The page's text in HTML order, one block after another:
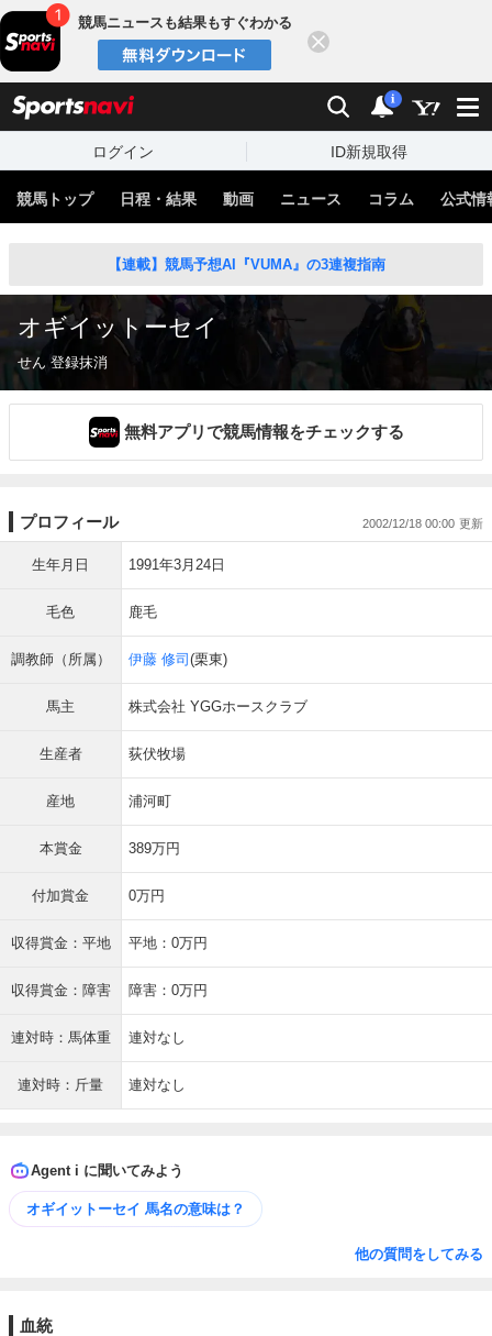
競馬ニュースも結果もすぐわかる
検索 通知
i
ログイン ID新規取得
競馬トップ 日程・結果 動画 ニュース コラム 公式情
【連載】競馬予想AI『VUMA』の3連複指南
オギイットーセイ
せん 登録抹消
無料アプリで競馬情報をチェックする
プロフィール 2002/12/18 00:00
生年月日 1991年3月24日
毛色 鹿毛
調教師（所属） 伊藤 修司 (栗東)
馬主 株式会社 YGGホースクラブ
生産者 荻伏牧場
産地 浦河町
本賞金 389万円
付加賞金 0万円
収得賞金：平地 平地：0万円
収得賞金：障害 障害：0万円
連対時：馬体重 連対なし
連対時：斤量 連対なし
Agent i に聞いてみよう
オギイットーセイ 馬名の意味は？
他の質問をしてみる
血統